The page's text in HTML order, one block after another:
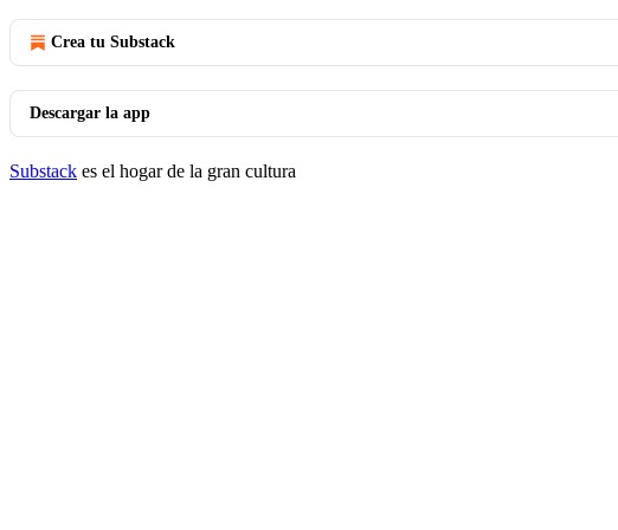
Crea tu Substack
Descargar la app
Substack es el hogar de la gran cultura